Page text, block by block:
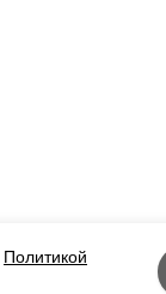
Политикой